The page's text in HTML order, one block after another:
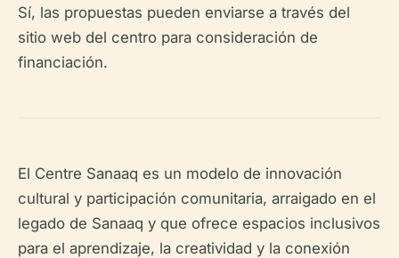
Sí, las propuestas pueden enviarse a través del
sitio web del centro para consideración de
financiación.
El Centre Sanaaq es un modelo de innovación
cultural y participación comunitaria, arraigado en el
legado de Sanaaq y que ofrece espacios inclusivos
para el aprendizaje, la creatividad y la conexión